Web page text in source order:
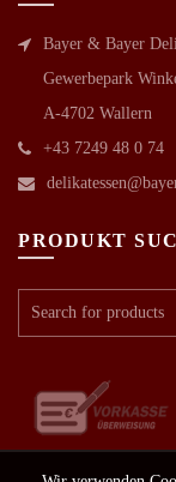
Bayer & Bayer
Gewerbepark
A-4702 Wallern
+43 7249 48 0 74
PRODUKT